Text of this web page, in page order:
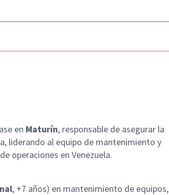
en Maturín, responsable de asegurar la
liderando al equipo de mantenimiento y
operaciones en Venezuela.
, +7 años) en mantenimiento de equipos,